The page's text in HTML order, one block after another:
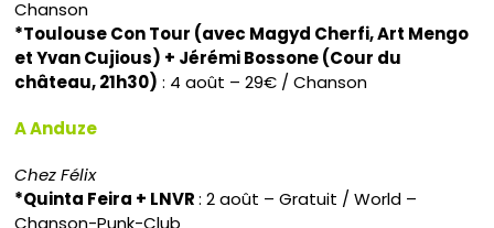
Chanson
*Toulouse Con Tour (avec Magyd Cherfi, Art Mengo
et Yvan Cujious) + Jérémi Bossone (Cour du
château, 21h30) : 4 août – 29€ / Chanson
A Anduze
Chez Félix
*Quinta Feira + LNVR: 2 août – Gratuit / World –
Chanson-Punk-Club